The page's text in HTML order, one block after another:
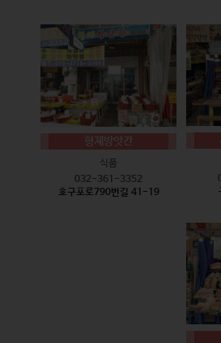
형제방앗간
식품
032-361-3352
호구포로790번길 41-19